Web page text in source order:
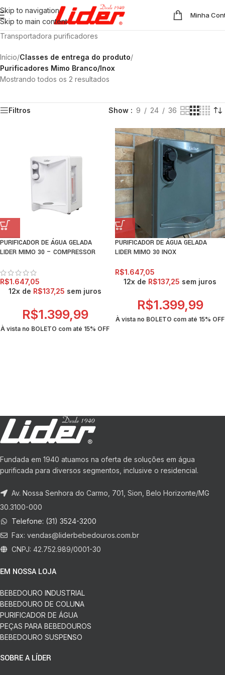
Skip to navigation
Skip to main content
Minha
Transportadora purificadores
Início/Classes de entrega do produto/
Purificadores Mimo Branco/Inox
Mostrando todos os 2 resultados
Filtros Show 9 24 36
PURIFICADOR DE ÁGUA GELADA
LIDER MIMO 30 – COMPRESSOR
R$1.647,05
12x de R$137,25 sem juros
R$1.399,99
À vista no BOLETO com até 15% OFF
PURIFICADOR DE ÁGUA GELADA
LIDER MIMO 30 INOX
R$1.647,05
12x de R$137,25 sem juros
R$1.399,99
À vista no BOLETO com até 15% OFF
Fundada em 1940 atuamos na oferta de soluções em água
purificada para diversos segmentos, inclusive o residencial.
Av. Nossa Senhora do Carmo, 701, Sion, Belo Horizonte/MG
30.3100-000
Telefone: (31) 3524-3200
Fax: vendas@liderbebedouros.com.br
CNPJ: 42.752.989/0001-30
EM NOSSA LOJA
BEBEDOURO INDUSTRIAL
BEBEDOURO DE COLUNA
PURIFICADOR DE ÁGUA
PEÇAS PARA BEBEDOUROS
BEBEDOURO SUSPENSO
SOBRE A LÍDER